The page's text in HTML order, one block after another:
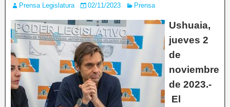
Prensa Legislatura 02/11/2023 Prensa
Ushuaia,
jueves 2
de
noviembre
de 2023.-
El